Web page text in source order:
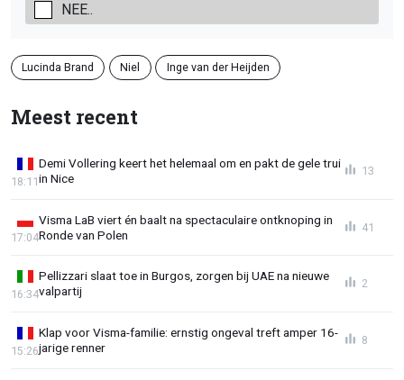
NEE..
Lucinda Brand Niel Inge van der Heijden
Meest recent
Demi Vollering keert het helemaal om en pakt de gele trui
in Nice
18:11
13
Visma LaB viert én baalt na spectaculaire ontknoping in
Ronde van Polen
17:04
41
Pellizzari slaat toe in Burgos, zorgen bij UAE na nieuwe
valpartij
16:34
2
Klap voor Visma-familie: ernstig ongeval treft amper 16-
jarige renner
15:26
8